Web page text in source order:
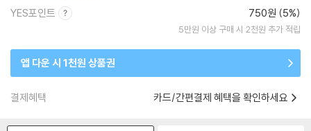
YES포인트 750원 (5%)
5만원 이상 구매 시 2천원 추가 적립
앱 다운 시 1천원 상품권
결제혜택 카드/간편결제 혜택을 확인하세요